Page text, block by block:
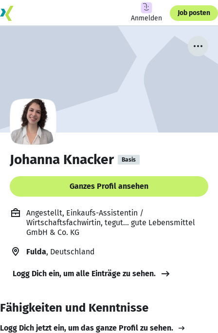
Anmelden
Job posten
Johanna Knacker Basis
Ganzes Profil ansehen
Angestellt, Einkaufs-Assistentin /
Wirtschaftsfachwirtin, tegut... gute Lebensmittel
GmbH & Co. KG
Fulda, Deutschland
Logg Dich ein, um alle Einträge zu sehen.
Fähigkeiten und Kenntnisse
Logg Dich jetzt ein, um das ganze Profil zu sehen.